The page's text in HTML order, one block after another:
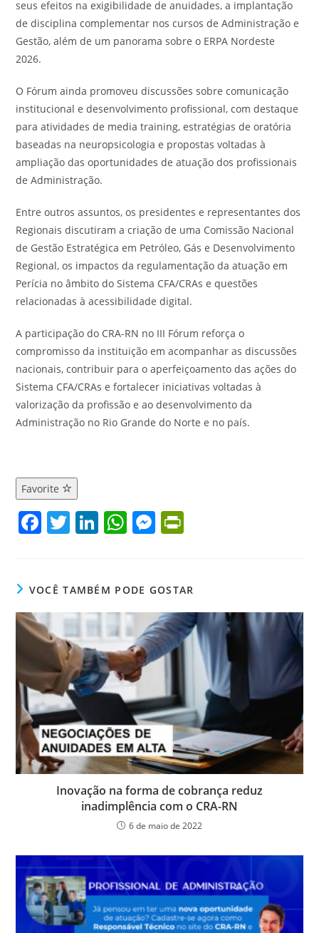
seus efeitos na exigibilidade de anuidades, a implantação
de disciplina complementar nos cursos de Administração e
Gestão, além de um panorama sobre o ERPA Nordeste
2026.
O Fórum ainda promoveu discussões sobre comunicação
institucional e desenvolvimento profissional, com destaque
para atividades de media training, estratégias de oratória
baseadas na neuropsicologia e propostas voltadas à
ampliação das oportunidades de atuação dos profissionais
de Administração.
Entre outros assuntos, os presidentes e representantes dos
Regionais discutiram a criação de uma Comissão Nacional
de Gestão Estratégica em Petróleo, Gás e Desenvolvimento
Regional, os impactos da regulamentação da atuação em
Perícia no âmbito do Sistema CFA/CRAs e questões
relacionadas à acessibilidade digital.
A participação do CRA-RN no III Fórum reforça o
compromisso da instituição em acompanhar as discussões
nacionais, contribuir para o aperfeiçoamento das ações do
Sistema CFA/CRAs e fortalecer iniciativas voltadas à
valorização da profissão e ao desenvolvimento da
Administração no Rio Grande do Norte e no país.
Favorite
F
e
b
o
o
k
T
er
Li
e
dI
n
W
s
A
p
p
M
e
n
g
er
ri
e
n
dl
y
VOCÊ TAMBÉM PODE GOSTAR
Inovação na forma de cobrança reduz
inadimplência com o CRA-RN
6 de maio de 2022